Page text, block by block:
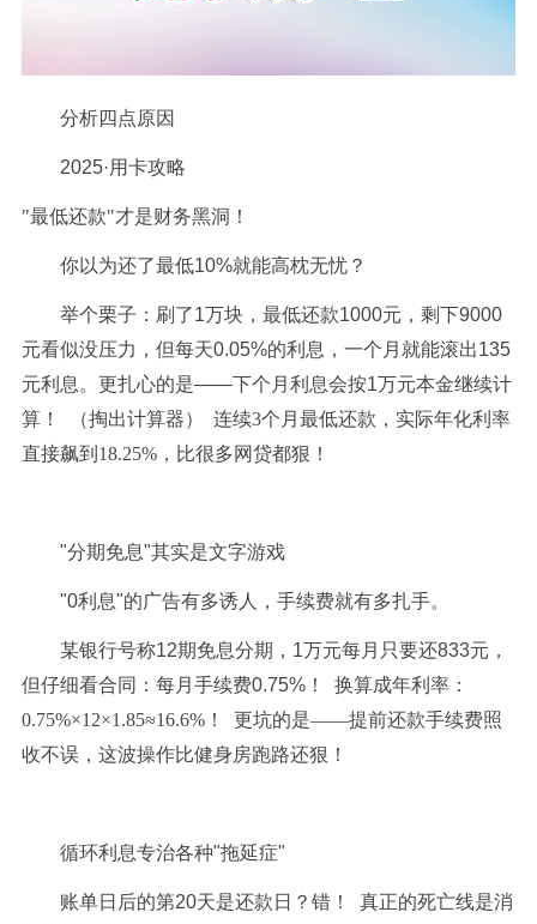
分析四点原因
2025·用卡攻略
"最低还款"才是财务黑洞！
你以为还了最低10%就能高枕无忧？
举个栗子：刷了1万块，最低还款1000元，剩下9000
元看似没压力，但每天0.05%的利息，一个月就能滚出135
元利息。更扎心的是——下个月利息会按1万元本金继续计
算！
（掏出计算器） 连续3个月最低还款，实际年化利率
直接飙到18.25%，比很多网贷都狠！
"分期免息"其实是文字游戏
"0利息"的广告有多诱人，手续费就有多扎手。
某银行号称12期免息分期，1万元每月只要还833元，
但仔细看合同：每月手续费0.75%！ 换算成年利率：
0.75%×12×1.85≈16.6%！ 更坑的是——提前还款手续费照
收不误，这波操作比健身房跑路还狠！
循环利息专治各种"拖延症"
账单日后的第20天是还款日？错！ 真正的死亡线是消